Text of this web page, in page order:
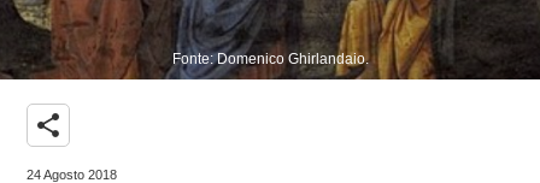
Fonte: Domenico Ghirlandaio.
share
24 Agosto 2018